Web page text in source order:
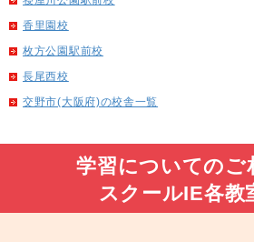
香里園校
枚方公園駅前校
長尾西校
交野市(大阪府)の校舎一覧
学習についてのご
スクールIE各教